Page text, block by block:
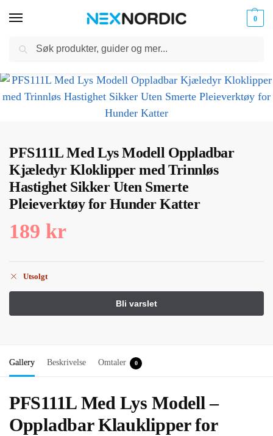
0
til
Kabler
PFS111L Med Lys Modell Oppladbar
Kjæledyr Kloklipper med Trinnløs
Hastighet Sikker Uten Smerte
Pleieverktøy for Hunder Katter
189 kr
Utsolgt
Gallery Beskrivelse Omtaler 0
PFS111L Med Lys Modell –
Oppladbar Klauklipper for